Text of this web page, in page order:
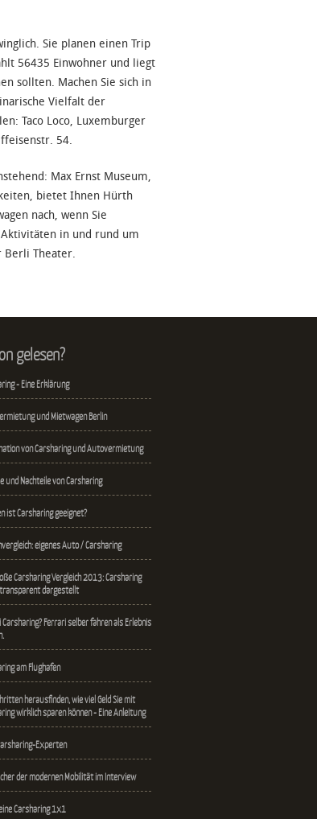
Sie planen einen Trip
56435 Einwohner und liegt
sollten. Machen Sie sich in
Vielfalt der
Taco Loco, Luxemburger
54.
Max Ernst Museum,
bietet Ihnen Hürth
nach, wenn Sie
in und rund um
Berli Theater.
gelesen?
- Eine Erklärung
und Mietwagen Berlin
von Carsharing und Autovermietung
und Nachteile von Carsharing
ist Carsharing geeignet?
eigenes Auto / Carsharing
Carsharing Vergleich 2013: Carsharing
dargestellt
Carsharing? Ferrari selber fahren als Erlebnis
am Flughafen
herausfinden, wie viel Geld Sie mit
wirklich sparen können - Eine Anleitung
Experten
der modernen Mobilität im Interview
Carsharing 1x1